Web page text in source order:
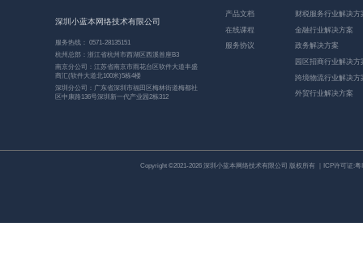
深圳小蓝本网络技术有限公司
服务热线： 0571-28135151
杭州总部：浙江省杭州市西湖区西溪首座B3
南京分公司：江苏省南京市雨花台区软件大道丰盛
商汇(软件大道北100米)5栋4楼
深圳分公司：广东省深圳市福田区梅林街道梅都社
区中康路136号深圳新一代产业园2栋312
产品文档
在线课程
服务协议
财税服务行业解决方
金融行业解决方案
政务解决方案
园区招商行业解决方
跨境物流行业解决方
外贸行业解决方案
Copyright ©2021-2026 深圳小蓝本网络技术有限公司 版权所有 ｜ICP许可证:粤